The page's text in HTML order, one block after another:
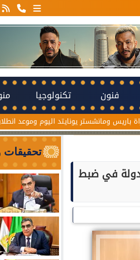
فنون تكنولوجيا
يونايتد اليوم وموعد انطلاق القمة
في ضبط
تحقيقات